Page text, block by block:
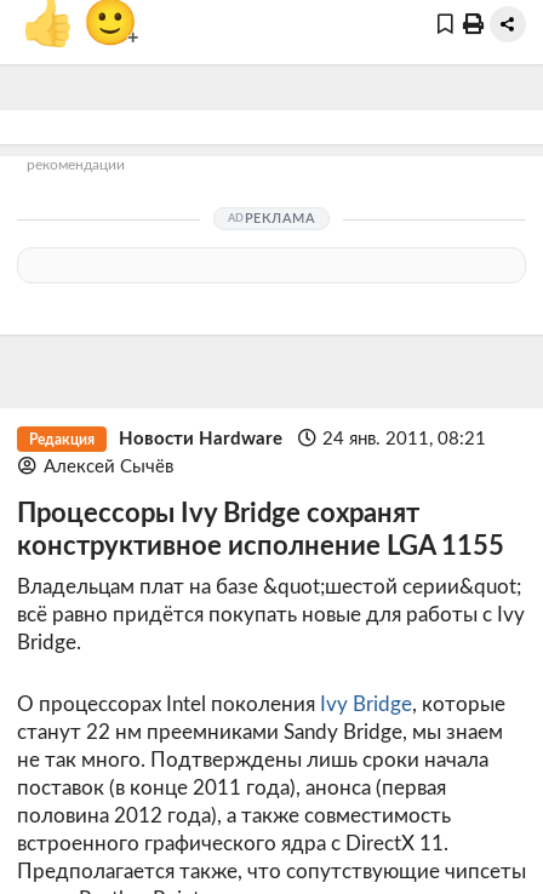
👍 🙂+
рекомендации
РЕКЛАМА
Редакция Новости Hardware
24 янв. 2011, 08:21
Алексей Сычёв
Процессоры Ivy Bridge сохранят
конструктивное исполнение LGA 1155
Владельцам плат на базе &quot;шестой серии&quot;
всё равно придётся покупать новые для работы с Ivy
Bridge.
О процессорах Intel поколения Ivy Bridge, которые
станут 22 нм преемниками Sandy Bridge, мы знаем
не так много. Подтверждены лишь сроки начала
поставок (в конце 2011 года), анонса (первая
половина 2012 года), а также совместимость
встроенного графического ядра с DirectX 11.
Предполагается также, что сопутствующие чипсеты